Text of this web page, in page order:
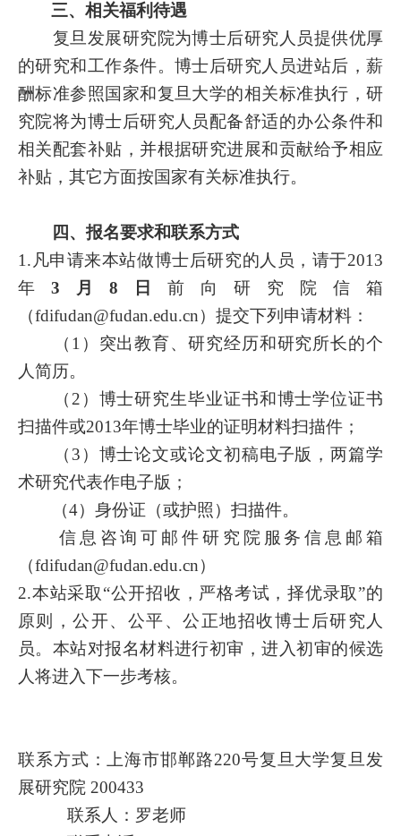
三、相关福利待遇
复旦发展研究院为博士后研究人员提供优厚
的研究和工作条件。博士后研究人员进站后，薪
酬标准参照国家和复旦大学的相关标准执行，研
究院将为博士后研究人员配备舒适的办公条件和
相关配套补贴，并根据研究进展和贡献给予相应
补贴，其它方面按国家有关标准执行。
四、报名要求和联系方式
1.凡申请来本站做博士后研究的人员，请于2013
年 3 月 8 日 前向研究院信箱
（fdifudan@fudan.edu.cn）提交下列申请材料：
（ 1 ）突出教育、研究经历和研究所长的个
人简历。
（2 ）博士研究生毕业证书和博士学位证书
扫描件或2013年博士毕业的证明材料扫描件；
（ 3 ）博士论文或论文初稿电子版，两篇学
术研究代表作电子版；
（4）身份证（或护照）扫描件。
信息咨询可邮件研究院服务信息邮箱
（fdifudan@fudan.edu.cn）
2.本站采取“公开招收，严格考试，择优录取”的
原则，公开、公平、公正地招收博士后研究人
员。本站对报名材料进行初审，进入初审的候选
人将进入下一步考核。
联系方式：上海市邯郸路220号复旦大学复旦发
展研究院 200433
联系人：罗老师